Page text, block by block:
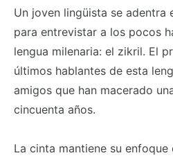
Un joven lingüista se adentra
para entrevistar a los pocos
lengua milenaria: el zikril. El
últimos hablantes de esta
amigos que han macerado
cincuenta años.
La cinta mantiene su